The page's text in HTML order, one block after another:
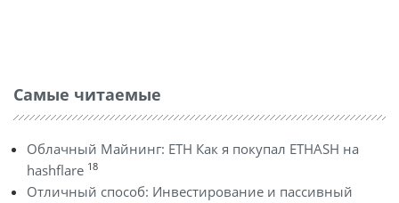
Самые читаемые
Облачный Майнинг: ETH Как я покупал ETHASH на
hashflare 18
Отличный способ: Инвестирование и пассивный